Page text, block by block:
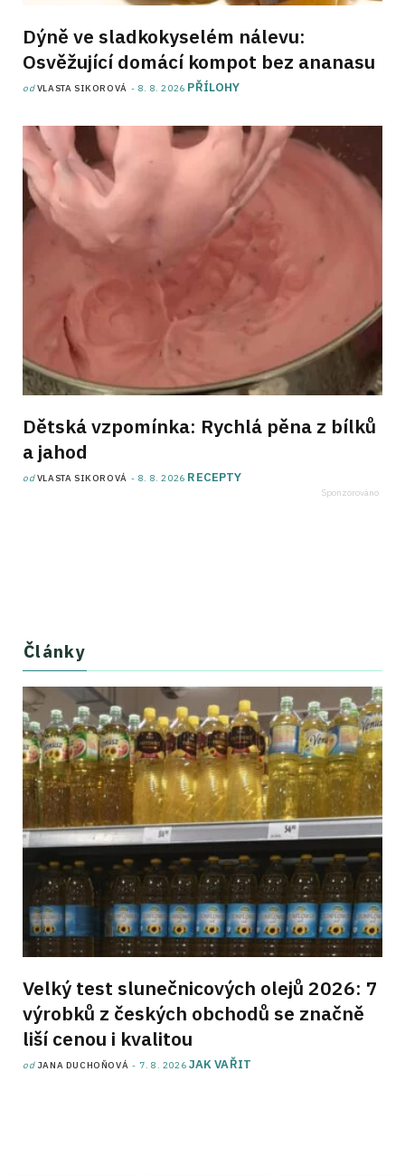
Dýně ve sladkokyselém nálevu:
Osvěžující domácí kompot bez ananasu
odVLASTA SIKOROVÁ 8. 8. 2026 PŘÍLOHY
Dětská vzpomínka: Rychlá pěna z bílků
a jahod
odVLASTA SIKOROVÁ 8. 8. 2026 RECEPTY
Články
Velký test slunečnicových olejů 2026: 7
výrobků z českých obchodů se značně
liší cenou i kvalitou
od JANA DUCHOŇOVÁ 7. 8. 2026 JAK VAŘIT